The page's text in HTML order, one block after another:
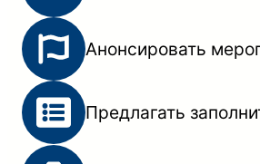
Анонсировать
Предлагать